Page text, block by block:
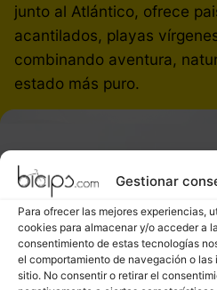
Gestionar
Para ofrecer las mejores experiencias,
cookies para almacenar y/o acceder a
consentimiento de estas tecnologías
el comportamiento de navegación o
sitio. No consentir o retirar el
junto al Atlántico, ofrece
acantilados, playas
combinando aventura,
estado más puro.